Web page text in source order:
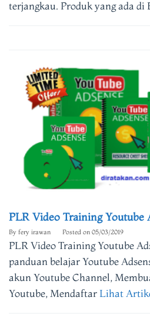
terjangkau. Produk yang ada di
PLR Video Training Youtube
By fery irawan Posted on 05/03/2019
PLR Video Training Youtube
panduan belajar Youtube
akun Youtube Channel,
Youtube, MendaftarLihat